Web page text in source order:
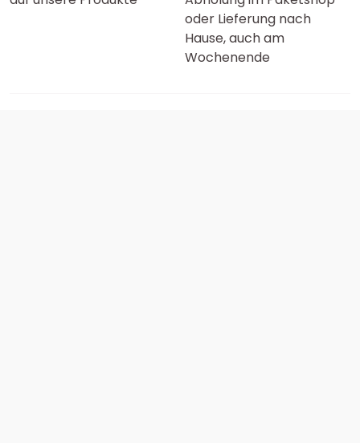
oder Lieferung nach
Hause, auch am
Wochenende